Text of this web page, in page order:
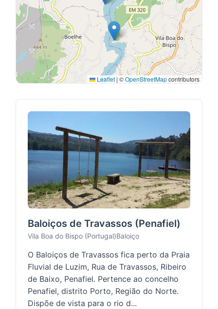
Leaflet | ©OpenStreetMapcontributors
Baloiços de Travassos (Penafiel)
Vila Boa do Bispo (Portugal)Baloiço
O Baloiços de Travassos fica perto da Praia
Fluvial de Luzim, Rua de Travassos, Ribeiro
de Baixo, Penafiel. Pertence ao concelho
Penafiel, distrito Porto, Região do Norte.
Dispõe de vista para o rio d...